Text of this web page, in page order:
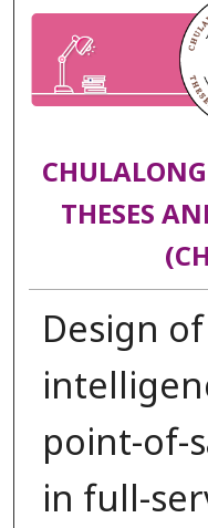
THESES
Design
point-of-
in full-